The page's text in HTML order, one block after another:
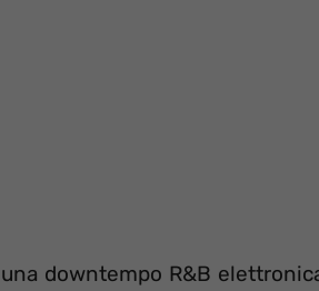
downtempo R&B